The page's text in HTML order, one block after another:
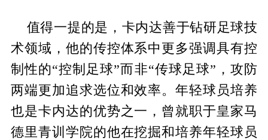
值得一提的是，卡内达善于钻研足球技
术领域，他的传控体系中更多强调具有控
制性的“控制足球”而非“传球足球”，攻防
两端更加追求选位和效率。年轻球员培养
也是卡内达的优势之一，曾就职于皇家马
德里青训学院的他在挖掘和培养年轻球员